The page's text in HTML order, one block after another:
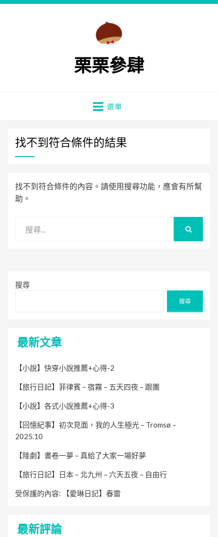
栗栗參肆
選單
找不到符合條件的結果
找不到符合條件的內容。請使用搜尋功能，應會有所幫
助。
搜尋
搜尋
最新文章
【小說】快穿小說推薦+心得-2
【旅行日記】菲律賓 – 宿霧 – 五天四夜 – 跟團
【小說】各式小說推薦+心得-3
【回憶紀事】初次見面，我的人生極光 – Tromsø –
2025.10
【陸劇】書卷一夢 – 真給了大家一場好夢
【旅行日記】日本 – 北九州 – 六天五夜 – 自由行
受保護的內容: 【愛琳日記】春雷
最新評論